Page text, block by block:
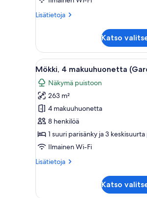
Lisätietoja
Lisätietoja
Double
beds,
Lakefront)
Katso
Avaa
kaikki
huonetyypin
Mökki,
4
makuuhuonetta
(Gardeners)
kuvat
8
Mökki, 4 makuuhuonetta
Näkymä puistoon
263 m²
4 makuuhuonetta
8 henkilöä
1 suuri parisänky ja 3
Ilmainen Wi-Fi
Lisätietoja
Lisätietoja
Katso